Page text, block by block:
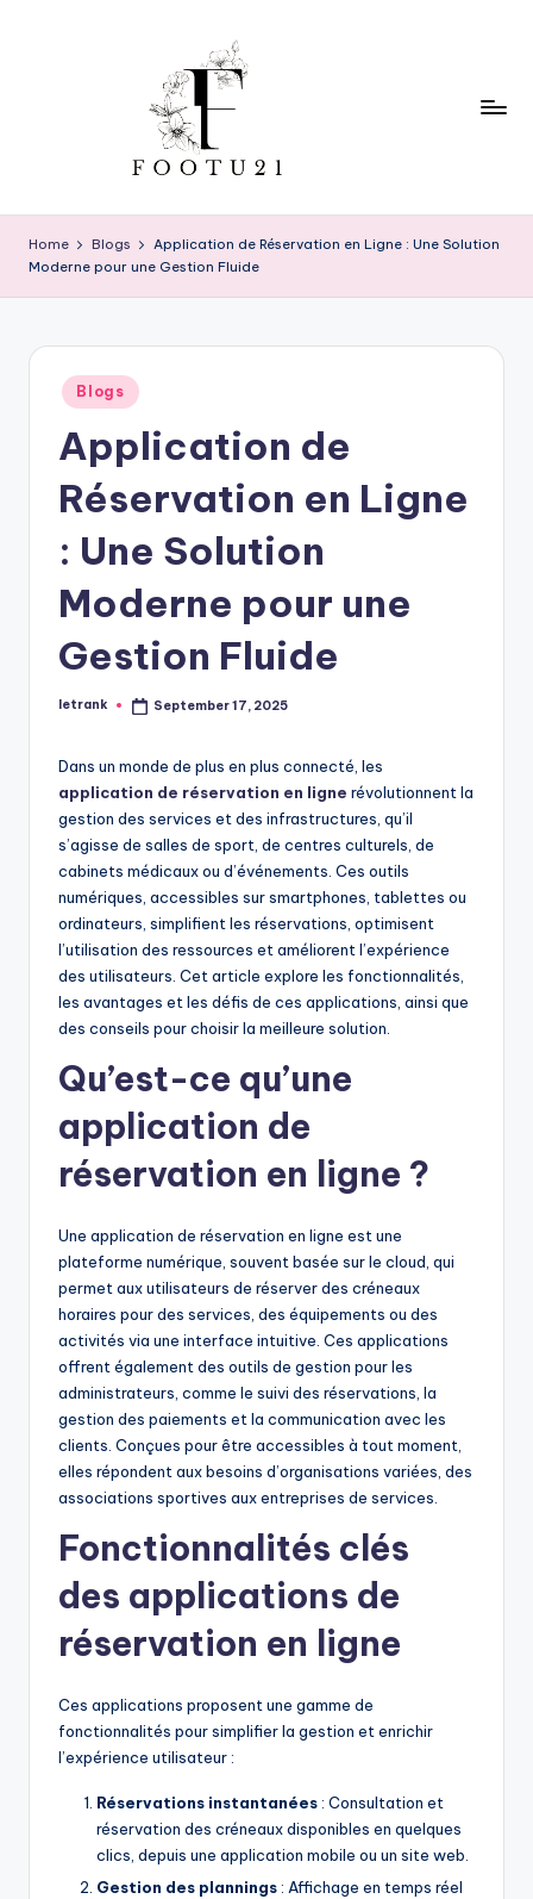
o
o
Home Blogs
Application de Réservation en Ligne : Une Solution
Moderne pour une Gestion Fluide
Posted
in
Blogs
Application de
Réservation en Ligne
: Une Solution
Moderne pour une
Gestion Fluide
Posted
letrank September 17, 2025
Dans un monde de plus en plus connecté, les
application de réservation en ligne révolutionnent la
gestion des services et des infrastructures, qu’il
s’agisse de salles de sport, de centres culturels, de
cabinets médicaux ou d’événements. Ces outils
numériques, accessibles sur smartphones, tablettes ou
ordinateurs, simplifient les réservations, optimisent
l’utilisation des ressources et améliorent l’expérience
des utilisateurs. Cet article explore les fonctionnalités,
les avantages et les défis de ces applications, ainsi que
des conseils pour choisir la meilleure solution.
Qu’est-ce qu’une
application de
réservation en ligne ?
Une application de réservation en ligne est une
plateforme numérique, souvent basée sur le cloud, qui
permet aux utilisateurs de réserver des créneaux
horaires pour des services, des équipements ou des
activités via une interface intuitive. Ces applications
offrent également des outils de gestion pour les
administrateurs, comme le suivi des réservations, la
gestion des paiements et la communication avec les
clients. Conçues pour être accessibles à tout moment,
elles répondent aux besoins d’organisations variées, des
associations sportives aux entreprises de services.
Fonctionnalités clés
des applications de
réservation en ligne
Ces applications proposent une gamme de
fonctionnalités pour simplifier la gestion et enrichir
l’expérience utilisateur :
Réservations instantanées : Consultation et
réservation des créneaux disponibles en quelques
clics, depuis une application mobile ou un site web.
Gestion des plannings : Affichage en temps réel